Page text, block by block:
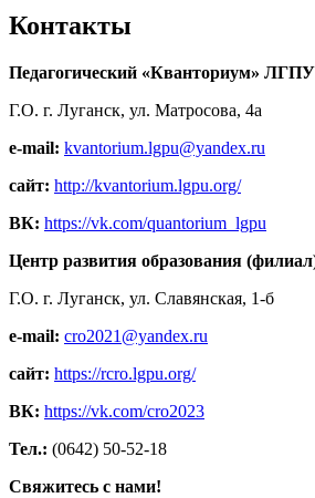
Контакты
Педагогический «Кванториум»
Г.О. г. Луганск, ул. Матросова, 4а
e-mail: kvantorium.lgpu@yandex.ru
сайт: http://kvantorium.lgpu.org/
ВК: https://vk.com/quantorium_lgpu
Центр развития образования
Г.О. г. Луганск, ул. Славянская, 1-б
e-mail: cro2021@yandex.ru
сайт: https://rcro.lgpu.org/
ВК: https://vk.com/cro2023
Тел.: (0642) 50-52-18
Свяжитесь с нами!